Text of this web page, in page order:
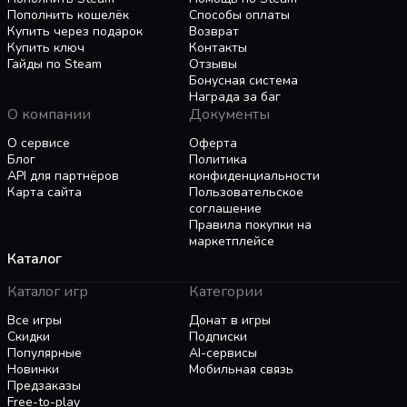
выживания, так и для оставшихся
представителей рода людского. Добыча не
должна прекращаться, какой бы высокой ни
была цена.
Ваша задача — исследовать тёмные глубины
Земли, добывая ресурсы, чтобы обеспечить
выживание ваших рабочих и продлить
существование человечества хотя бы ещё на
один день. Вас ожидают экстремальное
давление, высокая температура, радиация и
другие невообразимые опасности,
скрывающиеся в глубинах разрушающейся
планеты. Случайно сгенерированные карты
делают каждое прохождение уникальным.
Новый ход — новые вызовы, требующие
сложных решений и тщательного анализа.
Пополнить кошелёк
Купить через подарок
Купить ключ
Гайды по Steam
Способы оплаты
Возврат
Контакты
Отзывы
Бонусная система
Награда за баг
О компании
О сервисе
Блог
API для партнёров
Карта сайта
Документы
Оферта
Политика
конфиденциальности
Пользовательское
соглашение
Правила покупки на
маркетплейсе
Каталог
Каталог игр
Все игры
Скидки
Популярные
Новинки
Предзаказы
Free-to-play
Категории
Донат в игры
Подписки
AI-сервисы
Мобильная связь